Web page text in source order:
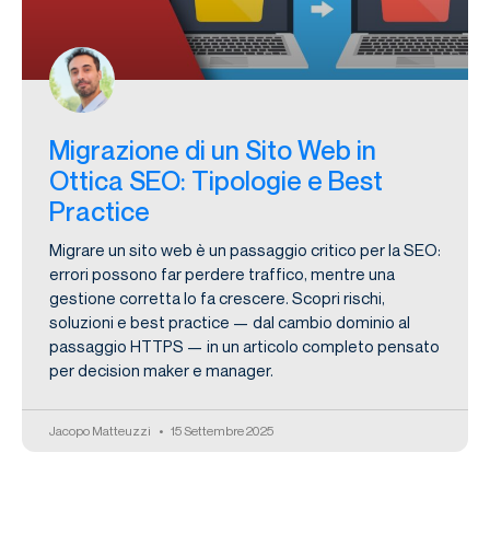
Migrazione di un Sito Web in
Ottica SEO: Tipologie e Best
Practice
Migrare un sito web è un passaggio critico per la SEO:
errori possono far perdere traffico, mentre una
gestione corretta lo fa crescere. Scopri rischi,
soluzioni e best practice — dal cambio dominio al
passaggio HTTPS — in un articolo completo pensato
per decision maker e manager.
Jacopo Matteuzzi 15 Settembre 2025